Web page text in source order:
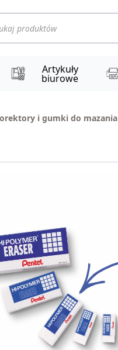
Artykuły
biurowe
i gumki do mazania